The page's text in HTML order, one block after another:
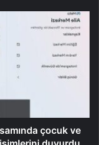
çocuk ve